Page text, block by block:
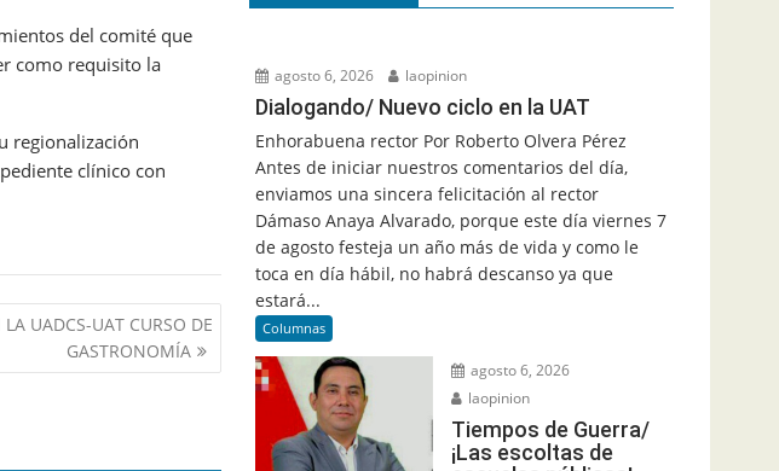
del comité que
como requisito la
regionalización
clínico con
UADCS-UAT CURSO DE
GASTRONOMÍA
agosto 6, 2026 laopinion
Dialogando/ Nuevo ciclo en la UAT
Enhorabuena rector Por Roberto Olvera Pérez
Antes de iniciar nuestros comentarios del día,
enviamos una sincera felicitación al rector
Dámaso Anaya Alvarado, porque este día viernes 7
de agosto festeja un año más de vida y como le
toca en día hábil, no habrá descanso ya que
estará...
Columnas
agosto 6, 2026
laopinion
Tiempos de Guerra/
¡Las escoltas de